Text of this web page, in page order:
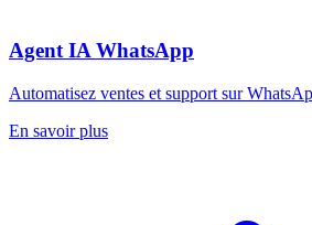
Agent IA WhatsApp
Automatisez ventes et support sur
En savoir plus